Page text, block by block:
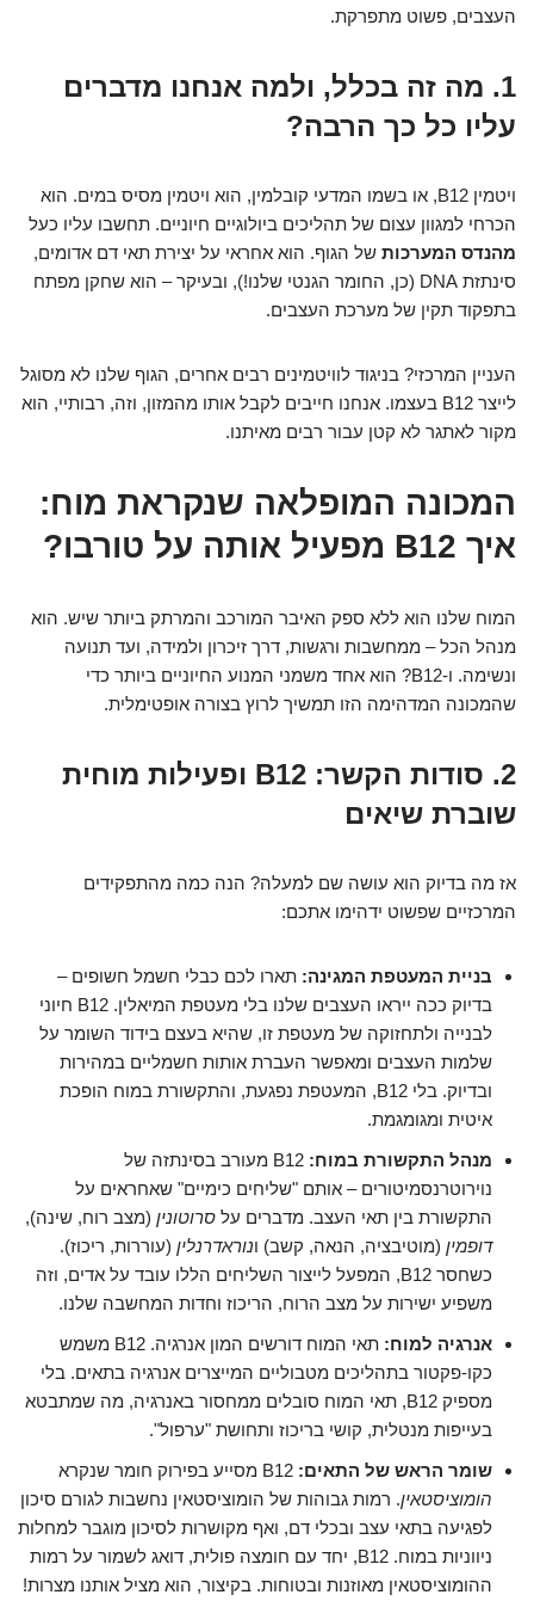
העצבים, פשוט מתפרקת.
1. מה זה בכלל, ולמה אנחנו מדברים
עליו כל כך הרבה?
ויטמין B12, או בשמו המדעי קובלמין, הוא ויטמין מסיס במים. הוא
הכרחי למגוון עצום של תהליכים ביולוגיים חיוניים. תחשבו עליו כעל
מהנדס המערכות של הגוף. הוא אחראי על יצירת תאי דם אדומים,
סינתזת DNA (כן, החומר הגנטי שלנו!), ובעיקר – הוא שחקן מפתח
בתפקוד תקין של מערכת העצבים.
העניין המרכזי? בניגוד לוויטמינים רבים אחרים, הגוף שלנו לא מסוגל
לייצר B12 בעצמו. אנחנו חייבים לקבל אותו מהמזון, וזה, רבותיי, הוא
מקור לאתגר לא קטן עבור רבים מאיתנו.
המכונה המופלאה שנקראת מוח:
איך B12 מפעיל אותה על טורבו?
המוח שלנו הוא ללא ספק האיבר המורכב והמרתק ביותר שיש. הוא
מנהל הכל – ממחשבות ורגשות, דרך זיכרון ולמידה, ועד תנועה
ונשימה. ו-B12? הוא אחד משמני המנוע החיוניים ביותר כדי
שהמכונה המדהימה הזו תמשיך לרוץ בצורה אופטימלית.
2. סודות הקשר: B12 ופעילות מוחית
שוברת שיאים
אז מה בדיוק הוא עושה שם למעלה? הנה כמה מהתפקידים
המרכזיים שפשוט ידהימו אתכם:
בניית המעטפת המגינה: תארו לכם כבלי חשמל חשופים –
בדיוק ככה ייראו העצבים שלנו בלי מעטפת המיאלין. B12 חיוני
לבנייה ולתחזוקה של מעטפת זו, שהיא בעצם בידוד השומר על
שלמות העצבים ומאפשר העברת אותות חשמליים במהירות
ובדיוק. בלי B12, המעטפת נפגעת, והתקשורת במוח הופכת
איטית ומגומגמת.
מנהל התקשורת במוח:
B12 מעורב בסינתזה של
נוירוטרנסמיטורים – אותם "שליחים כימיים" שאחראים על
התקשורת בין תאי העצב. מדברים על סרוטונין (מצב רוח, שינה),
דופמין (מוטיבציה, הנאה, קשב) ונוראדרנלין (עוררות, ריכוז).
כשחסר B12, המפעל לייצור השליחים הללו עובד על אדים, וזה
משפיע ישירות על מצב הרוח, הריכוז וחדות המחשבה שלנו.
אנרגיה למוח:
תאי המוח דורשים המון אנרגיה. B12 משמש
כקו-פקטור בתהליכים מטבוליים המייצרים אנרגיה בתאים. בלי
מספיק B12, תאי המוח סובלים ממחסור באנרגיה, מה שמתבטא
בעייפות מנטלית, קושי בריכוז ותחושת "ערפול".
שומר הראש של התאים:
הומוציסטאין. רמות גבוהות של הומוציסטאין נחשבות לגורם סיכון
לפגיעה בתאי עצב ובכלי דם, ואף מקושרות לסיכון מוגבר למחלות
ניווניות במוח. B12, יחד עם חומצה פולית, דואג לשמור על רמות
ההומוציסטאין מאוזנות ובטוחות. בקיצור, הוא מציל אותנו מצרות!